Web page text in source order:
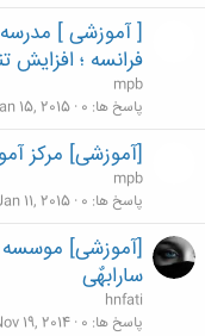
[ آموزشی ] مدرسه
فرانسه ؛
mpb
پاسخ ها 0
15, 2015
[آموزشی] مرکز
mpb
پاسخ ها 0
11, 2015
سارابهٌی
hnfati
پاسخ ها 0
19, 2014